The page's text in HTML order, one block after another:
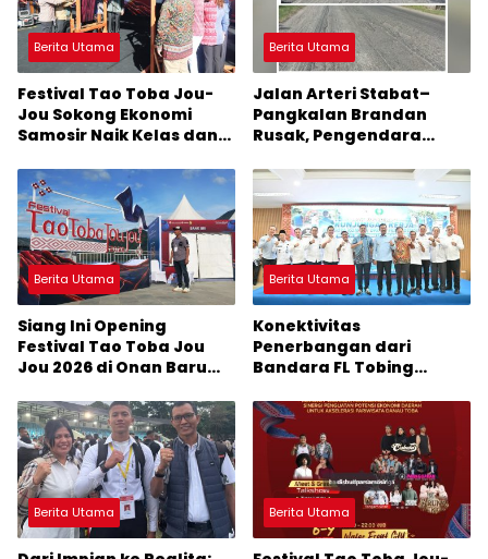
Berita Utama
Festival Tao Toba Jou-
Jou Sokong Ekonomi
Samosir Naik Kelas dan
Sumber Pertumbuhan
Ekonomi Baru
Berita Utama
Jalan Arteri Stabat–
Pangkalan Brandan
Rusak, Pengendara
Berita Utama
Siang Ini Opening
Festival Tao Toba Jou
Jou 2026 di Onan Baru
Dihibur Marsada Band
Berita Utama
Konektivitas
Penerbangan dari
Bandara FL Tobing
Jadi Perhatian Anggota
DPR RI Muhammad Lokot
Nasution
Berita Utama Berita Utama